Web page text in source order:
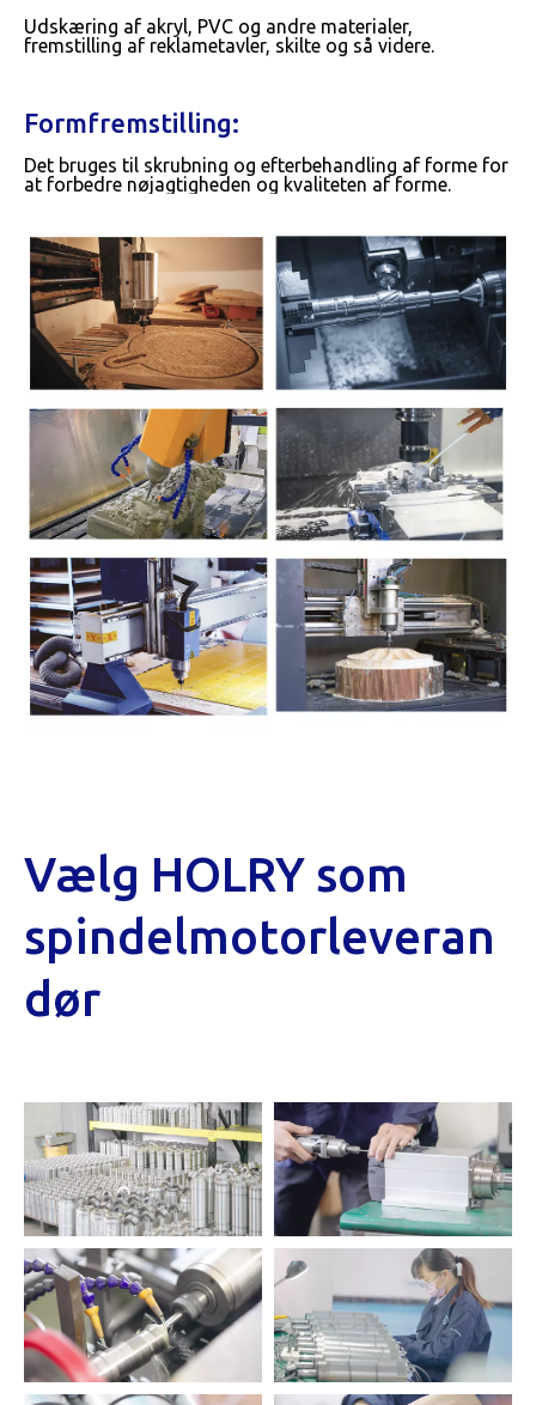
Udskæring af akryl, PVC og andre materialer,
fremstilling af reklametavler, skilte og så videre.
Formfremstilling:
Det bruges til skrubning og efterbehandling af forme for
at forbedre nøjagtigheden og kvaliteten af ​​forme.
Vælg HOLRY som
spindelmotorleveran
dør